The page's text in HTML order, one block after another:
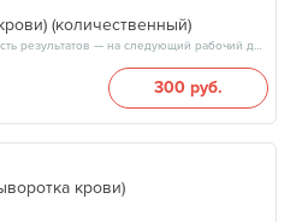
(количественный)
Продолжительность минут, готовность результатов — на следующий рабочий день, после 15:00
300 руб.
крови)